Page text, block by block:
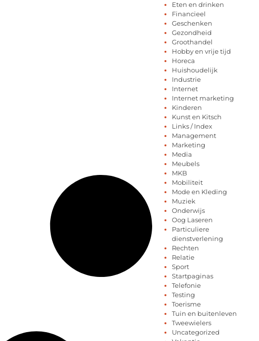
Eten en drinken
Financieel
Geschenken
Gezondheid
Groothandel
Hobby en vrije tijd
Horeca
Huishoudelijk
Industrie
Internet
Internet marketing
Kinderen
Kunst en Kitsch
Links / Index
Management
Marketing
Media
Meubels
MKB
Mobiliteit
Mode en Kleding
Muziek
Onderwijs
Oog Laseren
Particuliere
dienstverlening
Rechten
Relatie
Sport
Startpaginas
Telefonie
Testing
Toerisme
Tuin en buitenleven
Tweewielers
Uncategorized